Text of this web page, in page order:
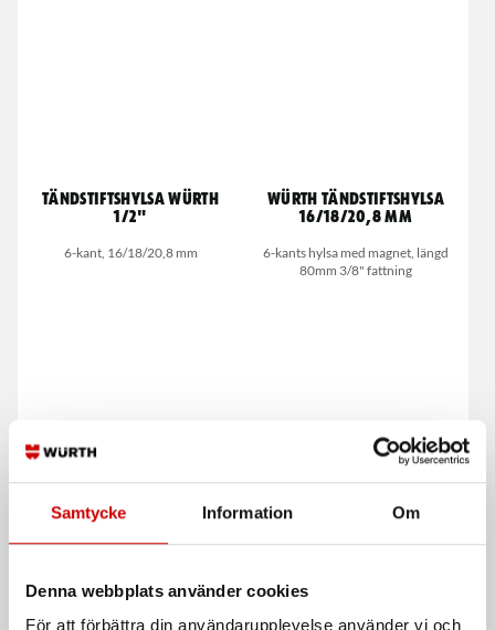
Samtycke Information Om
Denna webbplats använder cookies
För att förbättra din användarupplevelse använder vi och
Tändstiftshylsa Würth
1/2"
6-kant, 16/18/20,8 mm
Würth Tändstiftshylsa
16/18/20,8 mm
6-kants hylsa med magnet, längd
80mm 3/8" fattning
Tändstiftshylsa med
låsbleck 16 mm
Tändstiftshylsa 6-kt
16/20,8 mm